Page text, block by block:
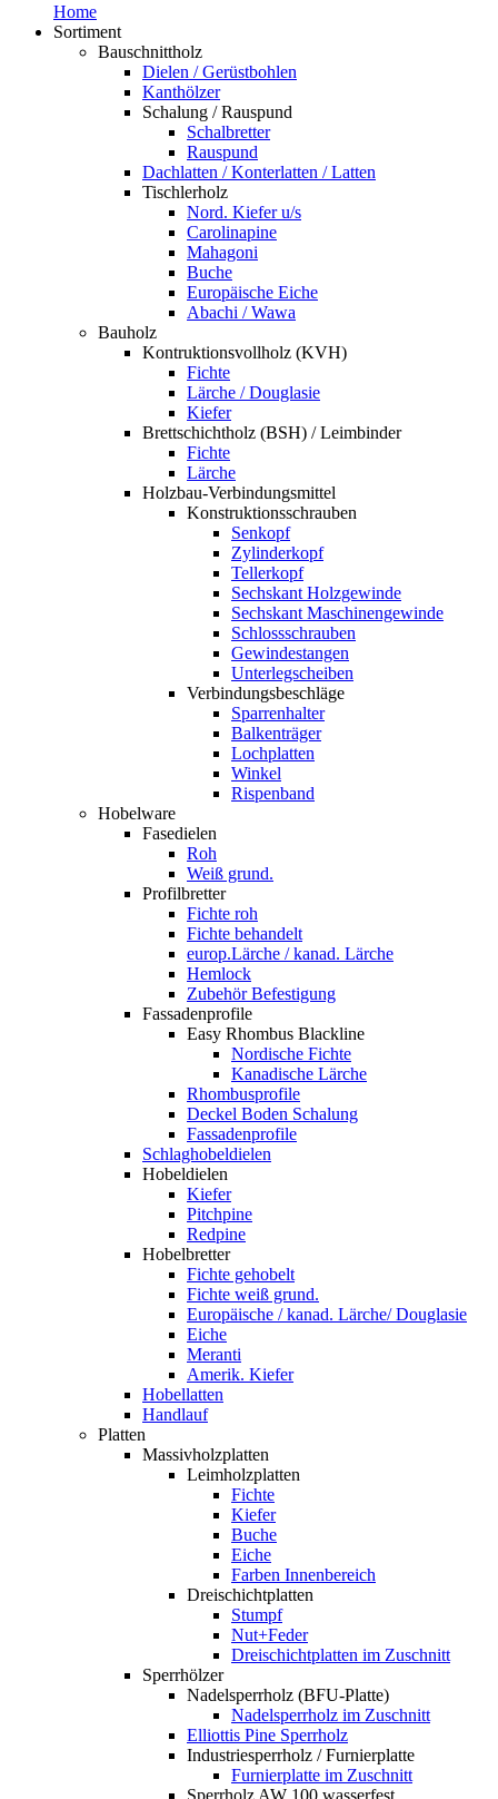
Home
Sortiment
Bauschnittholz
Dielen / Gerüstbohlen
Kanthölzer
Schalung / Rauspund
Schalbretter
Rauspund
Dachlatten / Konterlatten / Latten
Tischlerholz
Nord. Kiefer u/s
Carolinapine
Mahagoni
Buche
Europäische Eiche
Abachi / Wawa
Bauholz
Kontruktionsvollholz (KVH)
Fichte
Lärche / Douglasie
Kiefer
Brettschichtholz (BSH) / Leimbinder
Fichte
Lärche
Holzbau-Verbindungsmittel
Konstruktionsschrauben
Senkopf
Zylinderkopf
Tellerkopf
Sechskant Holzgewinde
Sechskant Maschinengewinde
Schlossschrauben
Gewindestangen
Unterlegscheiben
Verbindungsbeschläge
Sparrenhalter
Balkenträger
Lochplatten
Winkel
Rispenband
Hobelware
Fasedielen
Roh
Weiß grund.
Profilbretter
Fichte roh
Fichte behandelt
europ.Lärche / kanad. Lärche
Hemlock
Zubehör Befestigung
Fassadenprofile
Easy Rhombus Blackline
Nordische Fichte
Kanadische Lärche
Rhombusprofile
Deckel Boden Schalung
Fassadenprofile
Schlaghobeldielen
Hobeldielen
Kiefer
Pitchpine
Redpine
Hobelbretter
Fichte gehobelt
Fichte weiß grund.
Europäische / kanad. Lärche/ Douglasie
Eiche
Meranti
Amerik. Kiefer
Hobellatten
Handlauf
Platten
Massivholzplatten
Leimholzplatten
Fichte
Kiefer
Buche
Eiche
Farben Innenbereich
Dreischichtplatten
Stumpf
Nut+Feder
Dreischichtplatten im Zuschnitt
Sperrhölzer
Nadelsperrholz (BFU-Platte)
Nadelsperrholz im Zuschnitt
Elliottis Pine Sperrholz
Industriesperrholz / Furnierplatte
Furnierplatte im Zuschnitt
Sperrholz AW 100 wasserfest